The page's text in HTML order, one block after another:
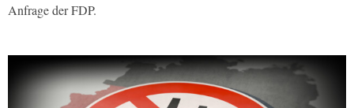
Anfrage der FDP.